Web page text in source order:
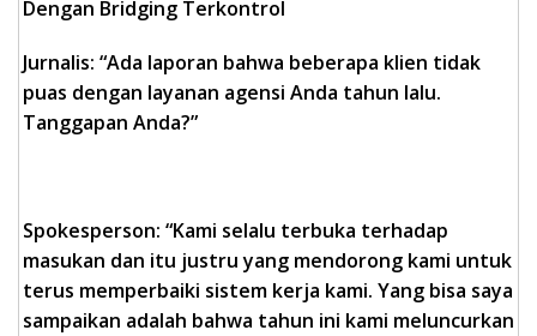
Dengan Bridging Terkontrol
Jurnalis: “Ada laporan bahwa beberapa klien tidak
puas dengan layanan agensi Anda tahun lalu.
Tanggapan Anda?”
Spokesperson: “Kami selalu terbuka terhadap
masukan dan itu justru yang mendorong kami untuk
terus memperbaiki sistem kerja kami. Yang bisa saya
sampaikan adalah bahwa tahun ini kami meluncurkan